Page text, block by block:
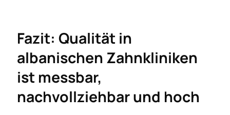
Fazit: Qualität in
albanischen Zahnkliniken
ist messbar,
nachvollziehbar und hoch